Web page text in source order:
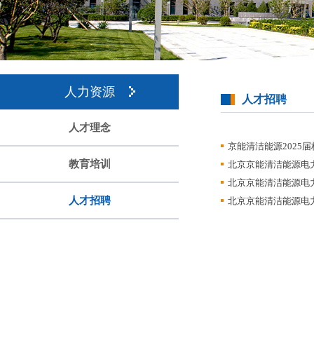
人力资源
人才理念
教育培训
人才招聘
人才招聘
京能清洁能源2025
北京京能清洁能源电
北京京能清洁能源电
北京京能清洁能源电